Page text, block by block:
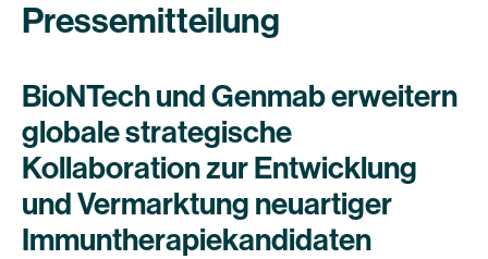
Pressemitteilung
BioNTech und Genmab erweitern
globale strategische
Kollaboration zur Entwicklung
und Vermarktung neuartiger
Immuntherapiekandidaten